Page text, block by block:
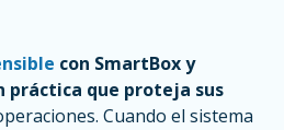
con SmartBox y
que proteja sus
Cuando el sistema